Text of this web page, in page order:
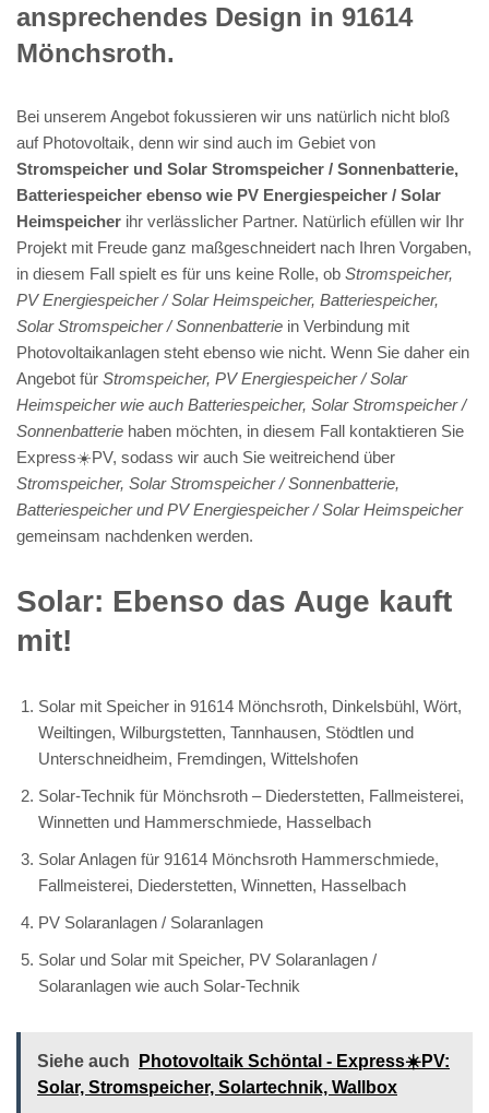
ansprechendes Design in 91614
Mönchsroth.
Bei unserem Angebot fokussieren wir uns natürlich nicht bloß
auf Photovoltaik, denn wir sind auch im Gebiet von
Stromspeicher und Solar Stromspeicher / Sonnenbatterie,
Batteriespeicher ebenso wie PV Energiespeicher / Solar
Heimspeicher ihr verlässlicher Partner. Natürlich efüllen wir Ihr
Projekt mit Freude ganz maßgeschneidert nach Ihren Vorgaben,
in diesem Fall spielt es für uns keine Rolle, ob Stromspeicher,
PV Energiespeicher / Solar Heimspeicher, Batteriespeicher,
Solar Stromspeicher / Sonnenbatterie in Verbindung mit
Photovoltaikanlagen steht ebenso wie nicht. Wenn Sie daher ein
Angebot für Stromspeicher, PV Energiespeicher / Solar
Heimspeicher wie auch Batteriespeicher, Solar Stromspeicher /
Sonnenbatterie haben möchten, in diesem Fall kontaktieren Sie
Express☀️PV️, sodass wir auch Sie weitreichend über
Stromspeicher, Solar Stromspeicher / Sonnenbatterie,
Batteriespeicher und PV Energiespeicher / Solar Heimspeicher
gemeinsam nachdenken werden.
Solar: Ebenso das Auge kauft
mit!
Solar mit Speicher in 91614 Mönchsroth, Dinkelsbühl, Wört,
Weiltingen, Wilburgstetten, Tannhausen, Stödtlen und
Unterschneidheim, Fremdingen, Wittelshofen
Solar-Technik für Mönchsroth – Diederstetten, Fallmeisterei,
Winnetten und Hammerschmiede, Hasselbach
Solar Anlagen für 91614 Mönchsroth Hammerschmiede,
Fallmeisterei, Diederstetten, Winnetten, Hasselbach
PV Solaranlagen / Solaranlagen
Solar und Solar mit Speicher, PV Solaranlagen /
Solaranlagen wie auch Solar-Technik
Siehe auch
Photovoltaik Schöntal - Express☀️PV️:
Solar, Stromspeicher, Solartechnik, Wallbox